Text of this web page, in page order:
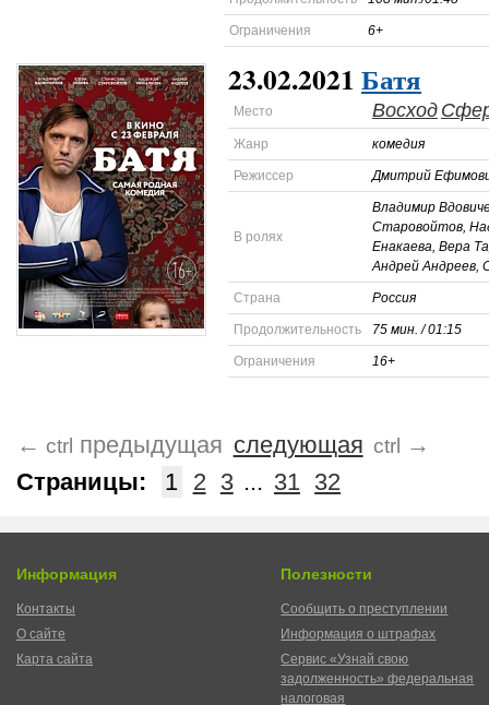
Ограничения 6+
23.02.2021Батя
Место Восход
Жанр комедия
Режиссер Дмитрий
В ролях
Владимир
Старовойтов,
Енакаева, Вера
Андрей Андреев,
Страна Россия
Продолжительность 75 мин. / 01:15
Ограничения 16+
← ctrl предыдущая следующая ctrl
→
Страницы:
1 2 3 ... 31 32
Информация
Контакты
О сайте
Карта сайта
Полезности
Сообщить о преступлении
Информация о штрафах
Сервис «Узнай свою
задолженность» федеральная
налоговая